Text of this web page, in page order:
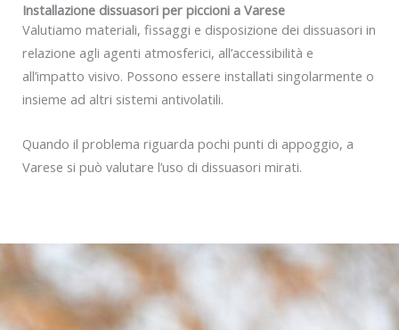
Installazione dissuasori per piccioni a Varese
Valutiamo materiali, fissaggi e disposizione dei dissuasori in
relazione agli agenti atmosferici, all’accessibilità e
all’impatto visivo. Possono essere installati singolarmente o
insieme ad altri sistemi antivolatili.
Quando il problema riguarda pochi punti di appoggio, a
Varese si può valutare l’uso di dissuasori mirati.